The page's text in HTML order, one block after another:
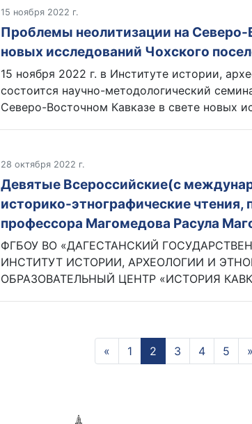
15 ноября 2022 г.
Проблемы неолитизации на Северо-
новых исследований Чохского
15 ноября 2022 г. в Институте истории,
состоится научно-методологический
Северо-Восточном Кавказе в свете новых
28 октября 2022 г.
Девятые Всероссийские(с
историко-этнографические
профессора Магомедова Расула
ФГБОУ ВО «ДАГЕСТАНСКИЙ
ИНСТИТУТ ИСТОРИИ, АРХЕОЛОГИИ И
ОБРАЗОВАТЕЛЬНЫЙ ЦЕНТР «ИСТОРИЯ
« Предыдущая
1 2 (current)
3 4 5 »